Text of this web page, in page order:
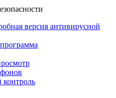
версия антивирусной
контроль